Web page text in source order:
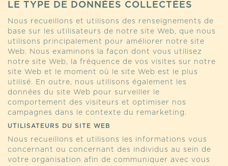
LE TYPE DE DONNÉES COLLECTÉES
Nous recueillons et utilisons des renseignements de
base sur les utilisateurs de notre site Web, que nous
utilisons principalement pour améliorer notre site
Web. Nous examinons la façon dont vous utilisez
notre site Web, la fréquence de vos visites sur notre
site Web et le moment où le site Web est le plus
utilisé. En outre, nous utilisons également les
données du site Web pour surveiller le
comportement des visiteurs et optimiser nos
campagnes dans le contexte du remarketing.
UTILISATEURS DU SITE WEB
Nous recueillons et utilisons les informations vous
concernant ou concernant des individus au sein de
votre organisation afin de communiquer avec vous